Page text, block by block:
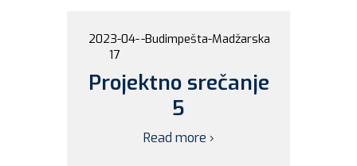
2023-04-
17
-Budimpešta-Madžarska
Projektno srečanje
5
Read more ›